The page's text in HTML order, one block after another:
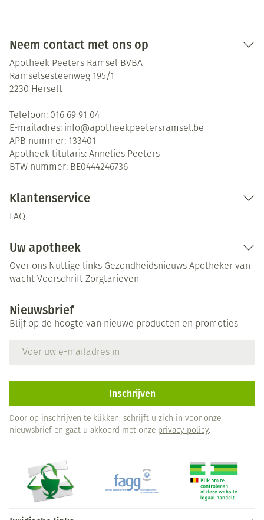
Neem contact met ons op
Apotheek Peeters Ramsel BVBA
Ramselsesteenweg 195/1
2230 Herselt
Telefoon: 016 69 91 04
E-mailadres: info@apotheekpeetersramsel.be
APB nummer: 133401
Apotheek titularis: Annelies Peeters
BTW nummer: BE0444246736
Klantenservice
FAQ
Uw apotheek
Over ons Nuttige links Gezondheidsnieuws Apotheker van
wacht Voorschrift Zorgtarieven
Nieuwsbrief
Blijf op de hoogte van nieuwe producten en promoties
Inschrijven
Door op inschrijven te klikken, schrijft u zich in voor onze
nieuwsbrief en gaat u akkoord met onze privacy policy.